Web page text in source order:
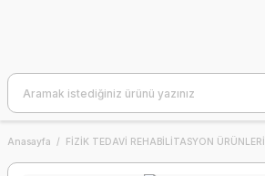
Anasayfa FİZİK TEDAVİ REHABİLİTASYON ÜRÜNLERİ